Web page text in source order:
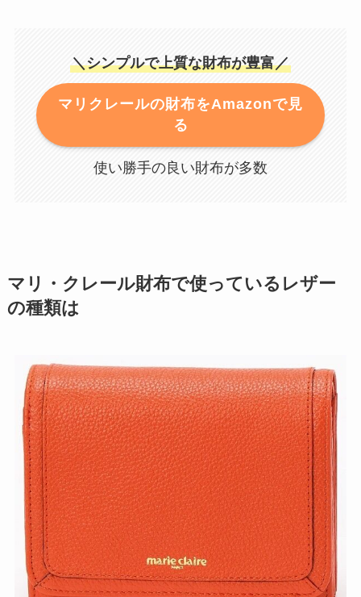
＼シンプルで上質な財布が豊富／
マリクレールの財布をAmazonで見
る
使い勝手の良い財布が多数
マリ・クレール財布で使っているレザー
の種類は